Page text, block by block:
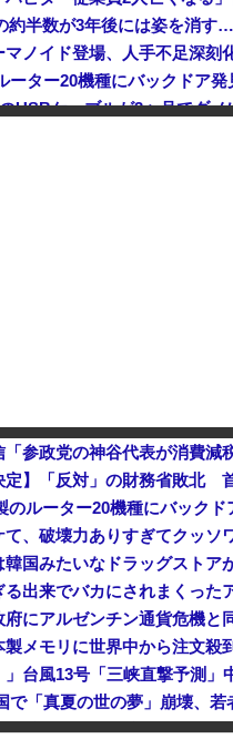
約半数が3年後には姿を消す
USBケーブルが3ヶ月でダメ
定】「反対」の財務省敗
のルーター20機種にバック
て、破壊力ありすぎてクッソ
国みたいなドラッグストア
る出来でバカにされまくっ
府にアルゼンチン通貨危機
製メモリに世界中から注文
で「真夏の世の夢」崩壊、
病名公表を決意させた、次